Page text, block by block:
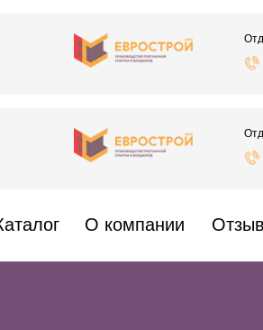
О компании